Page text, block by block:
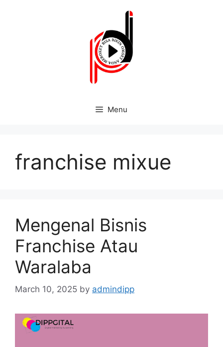
Menu
franchise mixue
Mengenal Bisnis
Franchise Atau
Waralaba
March 10, 2025 by admindipp